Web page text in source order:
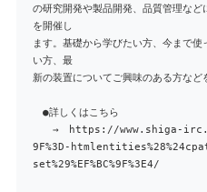
の研究開発や製品開発、品質管理な
を開催し
ます。基礎から学びたい方、今まで
い方、最
新の装置についてご興味のある方など
●詳しくはこちら
→ https://www.shiga-
9F%3D-
set%29%EF%BC%9F%3E4/